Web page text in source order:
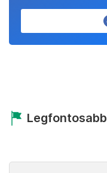
Legfontosabb